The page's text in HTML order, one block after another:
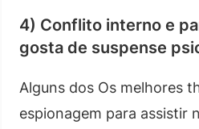
4) Conflito interno e
gosta de suspense
Alguns dos Os melhores
espionagem para assistir